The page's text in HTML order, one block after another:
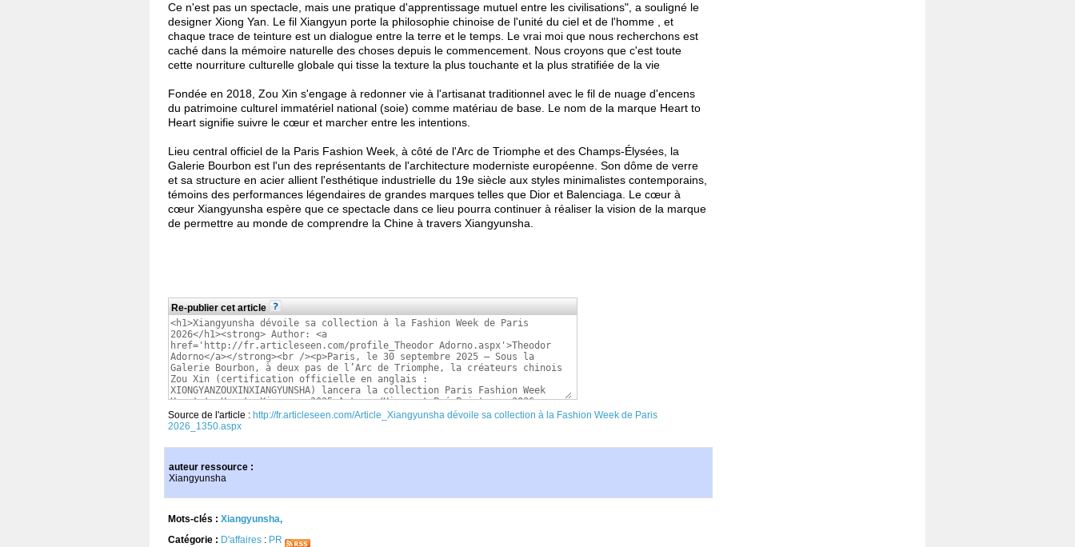
Ce n'est pas un spectacle, mais une pratique d'apprentissage mutuel entre les civilisations", a souligné le
designer Xiong Yan. Le fil Xiangyun porte la philosophie chinoise de l'unité du ciel et de l'homme , et
chaque trace de teinture est un dialogue entre la terre et le temps. Le vrai moi que nous recherchons est
caché dans la mémoire naturelle des choses depuis le commencement. Nous croyons que c'est toute
cette nourriture culturelle globale qui tisse la texture la plus touchante et la plus stratifiée de la vie
Fondée en 2018, Zou Xin s'engage à redonner vie à l'artisanat traditionnel avec le fil de nuage d'encens
du patrimoine culturel immatériel national (soie) comme matériau de base. Le nom de la marque Heart to
Heart signifie suivre le cœur et marcher entre les intentions.
Lieu central officiel de la Paris Fashion Week, à côté de l'Arc de Triomphe et des Champs-Élysées, la
Galerie Bourbon est l'un des représentants de l'architecture moderniste européenne. Son dôme de verre
et sa structure en acier allient l'esthétique industrielle du 19e siècle aux styles minimalistes contemporains,
témoins des performances légendaires de grandes marques telles que Dior et Balenciaga. Le cœur à
cœur Xiangyunsha espère que ce spectacle dans ce lieu pourra continuer à réaliser la vision de la marque
de permettre au monde de comprendre la Chine à travers Xiangyunsha.
Re-publier cet article
Source de l'article : http://fr.articleseen.com/Article_Xiangyunsha dévoile sa collection à la Fashion Week de Paris
2026_1350.aspx
auteur ressource :
Xiangyunsha
Mots-clés : Xiangyunsha,
Catégorie : D'affaires : PR